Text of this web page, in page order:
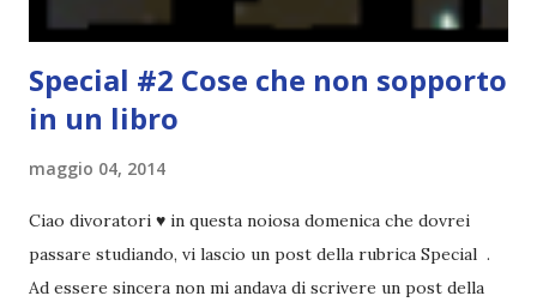
Special #2 Cose che non sopporto
in un libro
maggio 04, 2014
Ciao divoratori ♥ in questa noiosa domenica che dovrei
passare studiando, vi lascio un post della rubrica Special .
Ad essere sincera non mi andava di scrivere un post della